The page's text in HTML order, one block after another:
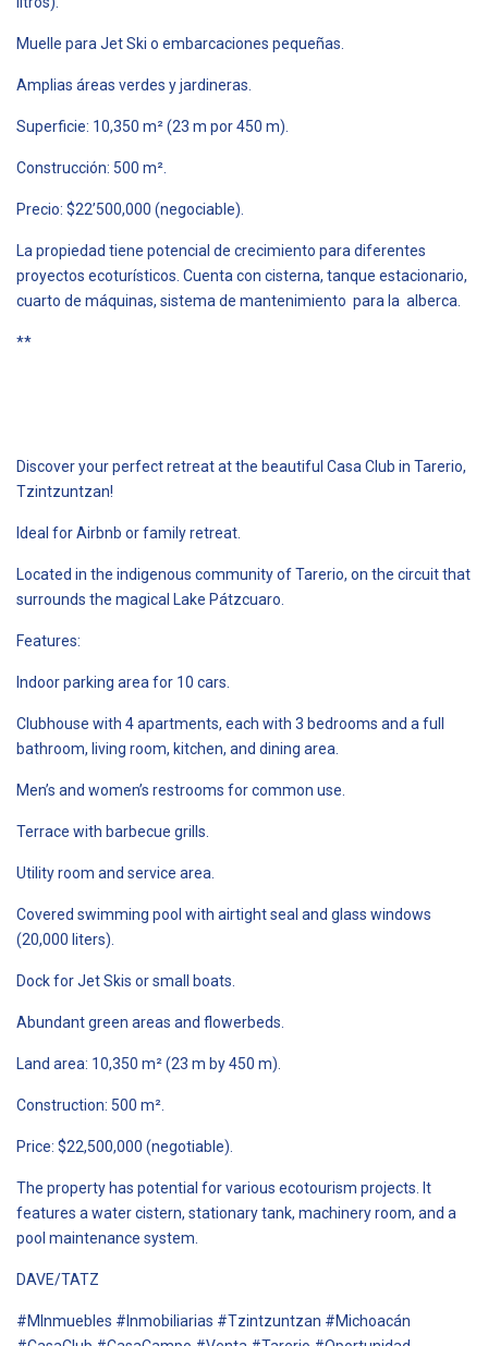
Muelle para Jet Ski o embarcaciones pequeñas.
Amplias áreas verdes y jardineras.
Superficie: 10,350 m² (23 m por 450 m).
Construcción: 500 m².
Precio: $22’500,000 (negociable).
La propiedad tiene potencial de crecimiento para diferentes
proyectos ecoturísticos. Cuenta con cisterna, tanque estacionario,
cuarto de máquinas, sistema de mantenimiento para la alberca.
**
Discover your perfect retreat at the beautiful Casa Club in Tarerio,
Tzintzuntzan!
Ideal for Airbnb or family retreat.
Located in the indigenous community of Tarerio, on the circuit that
surrounds the magical Lake Pátzcuaro.
Features:
Indoor parking area for 10 cars.
Clubhouse with 4 apartments, each with 3 bedrooms and a full
bathroom, living room, kitchen, and dining area.
Men’s and women’s restrooms for common use.
Terrace with barbecue grills.
Utility room and service area.
Covered swimming pool with airtight seal and glass windows
(20,000 liters).
Dock for Jet Skis or small boats.
Abundant green areas and flowerbeds.
Land area: 10,350 m² (23 m by 450 m).
Construction: 500 m².
Price: $22,500,000 (negotiable).
The property has potential for various ecotourism projects. It
features a water cistern, stationary tank, machinery room, and a
pool maintenance system.
DAVE/TATZ
#MInmuebles #Inmobiliarias #Tzintzuntzan #Michoacán